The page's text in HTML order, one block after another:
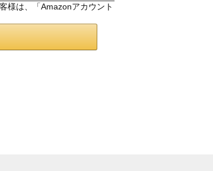
様は、「Amazonアカウント